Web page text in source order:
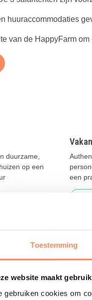
Toestemming
website maakt
gebruiken cookies om
huuraccommodaties
van de HappyFarm
duurzame,
op een
een